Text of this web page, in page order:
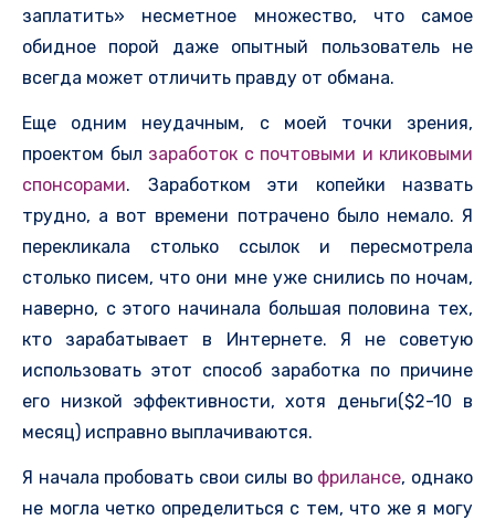
заплатить» несметное множество, что самое
обидное порой даже опытный пользователь не
всегда может отличить правду от обмана.
Еще одним неудачным, с моей точки зрения,
проектом был заработок с почтовыми и кликовыми
спонсорами. Заработком эти копейки назвать
трудно, а вот времени потрачено было немало. Я
перекликала столько ссылок и пересмотрела
столько писем, что они мне уже снились по ночам,
наверно, с этого начинала большая половина тех,
кто зарабатывает в Интернете. Я не советую
использовать этот способ заработка по причине
его низкой эффективности, хотя деньги($2-10 в
месяц) исправно выплачиваются.
Я начала пробовать свои силы во фрилансе, однако
не могла четко определиться с тем, что же я могу